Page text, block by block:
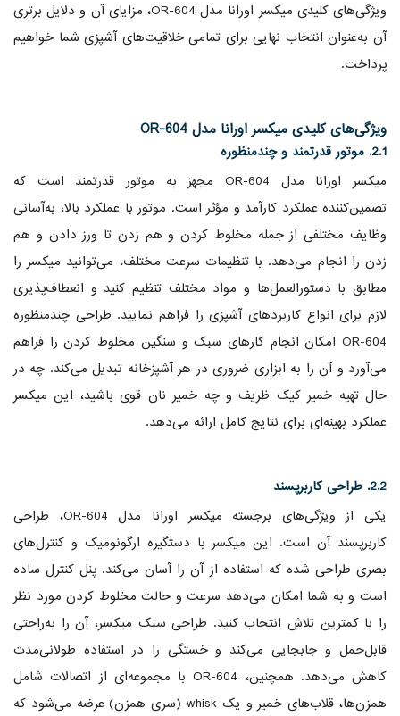
ویژگی‌های کلیدی میکسر اورانا مدل OR-604، مزایای آن و دلایل برتری
آن به‌عنوان انتخاب نهایی برای تمامی خلاقیت‌های آشپزی شما خواهیم
پرداخت.
ویژگی‌های کلیدی میکسر اورانا مدل OR-604
2.1. موتور قدرتمند و چندمنظوره
میکسر اورانا مدل OR-604 مجهز به موتور قدرتمند است که
تضمین‌کننده عملکرد کارآمد و مؤثر است. موتور با عملکرد بالا، به‌آسانی
وظایف مختلفی از جمله مخلوط کردن و هم زدن تا ورز دادن و هم
زدن را انجام می‌دهد. با تنظیمات سرعت مختلف، می‌توانید میکسر را
مطابق با دستورالعمل‌ها و مواد مختلف تنظیم کنید و انعطاف‌پذیری
لازم برای انواع کاربردهای آشپزی را فراهم نمایید. طراحی چندمنظوره
OR-604 امکان انجام کارهای سبک و سنگین مخلوط کردن را فراهم
می‌آورد و آن را به ابزاری ضروری در هر آشپزخانه تبدیل می‌کند. چه در
حال تهیه خمیر کیک ظریف و چه خمیر نان قوی باشید، این میکسر
عملکرد بهینه‌ای برای نتایج کامل ارائه می‌دهد.
2.2. طراحی کاربرپسند
یکی از ویژگی‌های برجسته میکسر اورانا مدل OR-604، طراحی
کاربرپسند آن است. این میکسر با دستگیره ارگونومیک و کنترل‌های
بصری طراحی شده که استفاده از آن را آسان می‌کند. پنل کنترل ساده
است و به شما امکان می‌دهد سرعت و حالت مخلوط کردن مورد نظر
را با کمترین تلاش انتخاب کنید. طراحی سبک میکسر، آن را به‌راحتی
قابل‌حمل و جابجایی می‌کند و خستگی را در استفاده طولانی‌مدت
کاهش می‌دهد. همچنین، OR-604 با مجموعه‌ای از اتصالات شامل
همزن‌ها، قلاب‌های خمیر و یک whisk (سری همزن) عرضه می‌شود که